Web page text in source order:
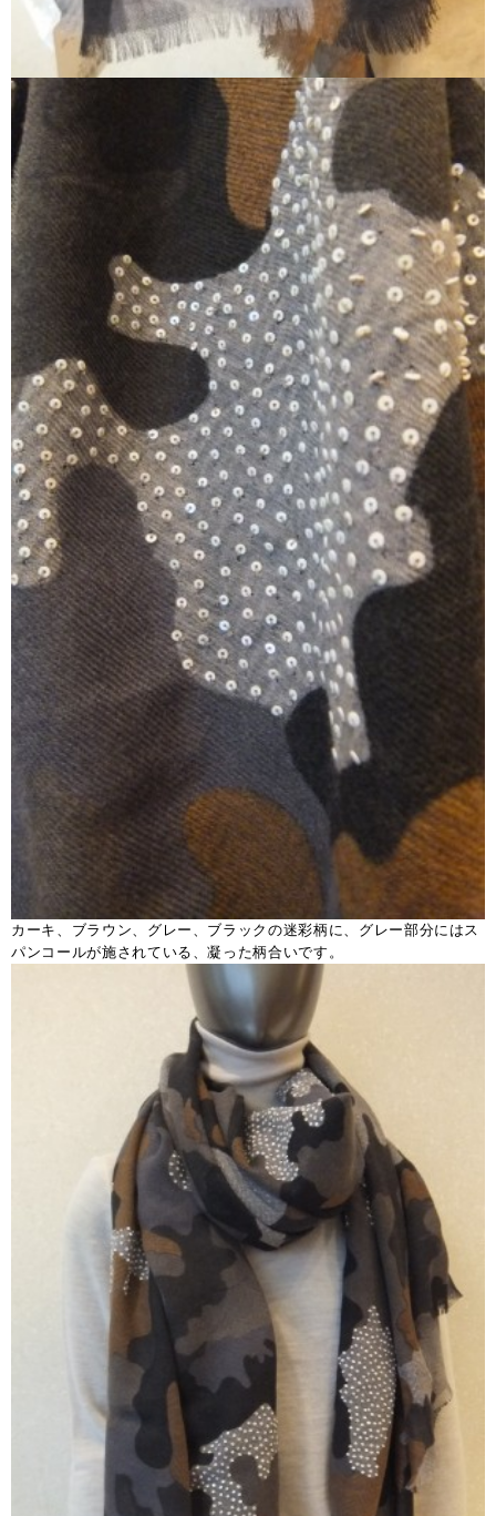
カーキ、ブラウン、グレー、ブラックの迷彩柄に、グレー部分にはス
パンコールが施されている、凝った柄合いです。